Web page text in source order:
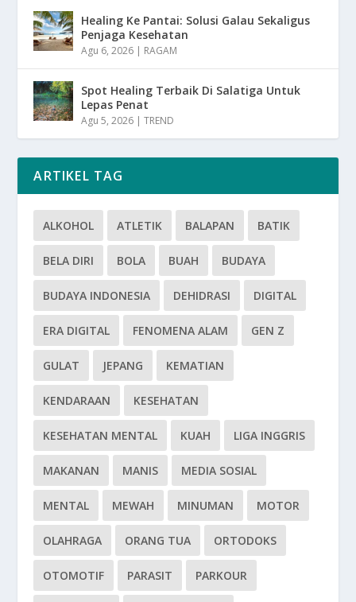
Healing Ke Pantai: Solusi Galau Sekaligus
Penjaga Kesehatan
Agu 6, 2026 | RAGAM
Spot Healing Terbaik Di Salatiga Untuk
Lepas Penat
Agu 5, 2026 |TREND
ARTIKEL TAG
ALKOHOL ATLETIK BALAPAN BATIK
BELA DIRI BOLA BUAH BUDAYA
BUDAYA INDONESIA DEHIDRASI DIGITAL
ERA DIGITAL FENOMENA ALAM GEN Z
GULAT JEPANG KEMATIAN
KENDARAAN KESEHATAN
KESEHATAN MENTAL KUAH LIGA INGGRIS
MAKANAN MANIS MEDIA SOSIAL
MENTAL MEWAH MINUMAN MOTOR
OLAHRAGA ORANG TUA ORTODOKS
OTOMOTIF PARASIT PARKOUR